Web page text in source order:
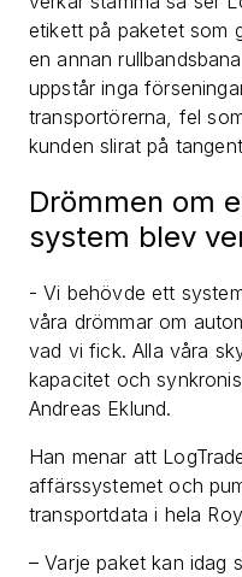
etikett på paketet som
en annan
uppstår inga
transportörerna, fel
kunden slirat på
Drömmen om
system blev
- Vi behövde ett
våra drömmar om
vad vi fick. Alla våra
kapacitet och
Andreas Eklund.
Han menar att
affärssystemet och
transportdata i hela
– Varje paket kan idag